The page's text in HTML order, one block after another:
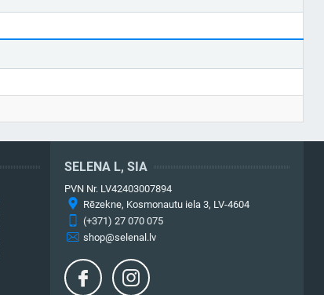
SELENA L, SIA
PVN Nr. LV42403007894
Rēzekne, Kosmonautu iela 3, LV-4604
(+371) 27 070 075
shop@selenal.lv